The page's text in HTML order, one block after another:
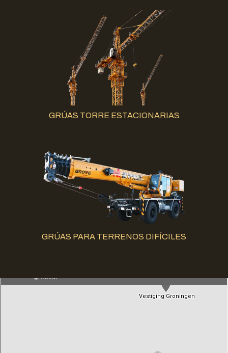
GRÚAS TORRE ESTACIONARIAS
GRÚAS PARA TERRENOS DIFÍCILES